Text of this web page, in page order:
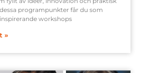
programpunkter får du som
workshops
»